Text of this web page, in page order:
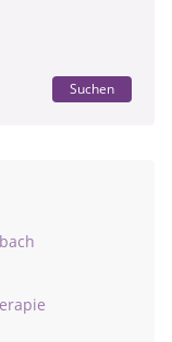
Suchen